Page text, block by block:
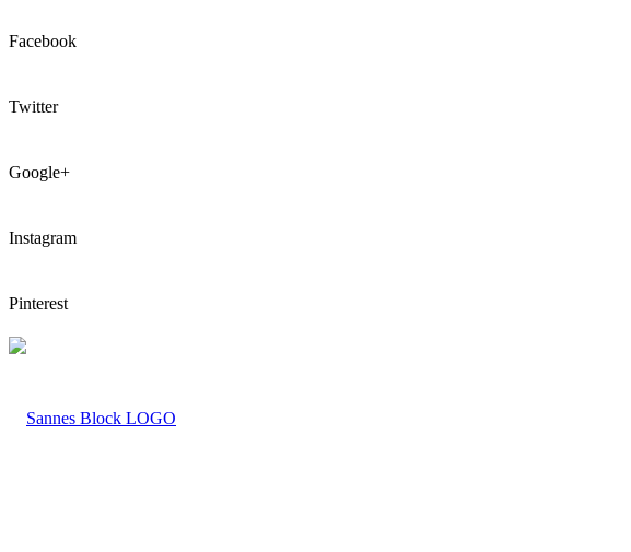
Facebook
Twitter
Google+
Instagram
Pinterest
LOGO